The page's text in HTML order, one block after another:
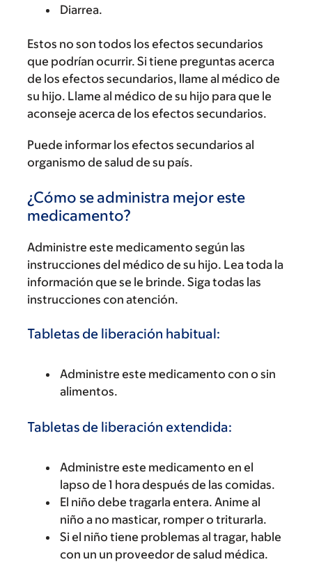
Diarrea.
Estos no son todos los efectos secundarios
que podrían ocurrir. Si tiene preguntas acerca
de los efectos secundarios, llame al médico de
su hijo. Llame al médico de su hijo para que le
aconseje acerca de los efectos secundarios.
Puede informar los efectos secundarios al
organismo de salud de su país.
¿Cómo se administra mejor este
medicamento?
Administre este medicamento según las
instrucciones del médico de su hijo. Lea toda la
información que se le brinde. Siga todas las
instrucciones con atención.
Tabletas de liberación habitual:
Administre este medicamento con o sin
alimentos.
Tabletas de liberación extendida:
Administre este medicamento en el
lapso de 1 hora después de las comidas.
El niño debe tragarla entera. Anime al
niño a no masticar, romper o triturarla.
Si el niño tiene problemas al tragar, hable
con un un proveedor de salud médica.